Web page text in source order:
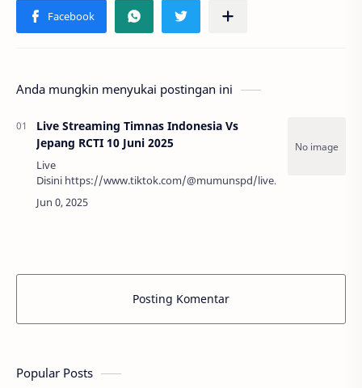
Anda mungkin menyukai postingan ini
Live Streaming Timnas Indonesia Vs
Jepang RCTI 10 Juni 2025
Live
Disini https://www.tiktok.com/@mumunspd/live…
Posting Komentar
Popular Posts